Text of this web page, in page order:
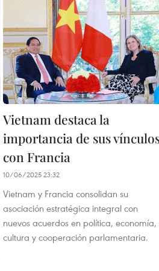
Vietnam destaca la
importancia de sus
con Francia
10/06/2025 23:32
Vietnam y Francia consolidan su
asociación estratégica integral con
nuevos acuerdos en política, economía,
cultura y cooperación parlamentaria.